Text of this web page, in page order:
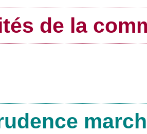
de la